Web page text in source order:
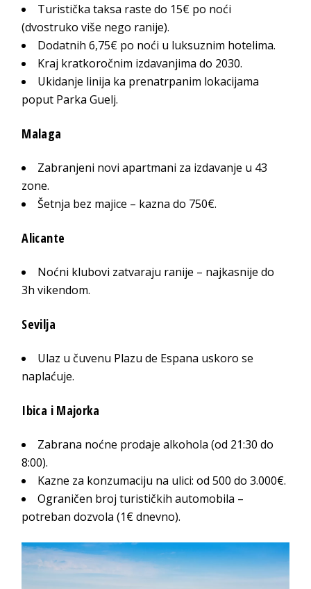
Turistička taksa raste do 15€ po noći
(dvostruko više nego ranije).
Dodatnih 6,75€ po noći u luksuznim hotelima.
Kraj kratkoročnim izdavanjima do 2030.
Ukidanje linija ka prenatrpanim lokacijama
poput Parka Guelj.
Malaga
Zabranjeni novi apartmani za izdavanje u 43
zone.
Šetnja bez majice – kazna do 750€.
Alicante
Noćni klubovi zatvaraju ranije – najkasnije do
3h vikendom.
Sevilja
Ulaz u čuvenu Plazu de Espana uskoro se
naplaćuje.
Ibica i Majorka
Zabrana noćne prodaje alkohola (od 21:30 do
8:00).
Kazne za konzumaciju na ulici: od 500 do 3.000€.
Ograničen broj turističkih automobila –
potreban dozvola (1€ dnevno).